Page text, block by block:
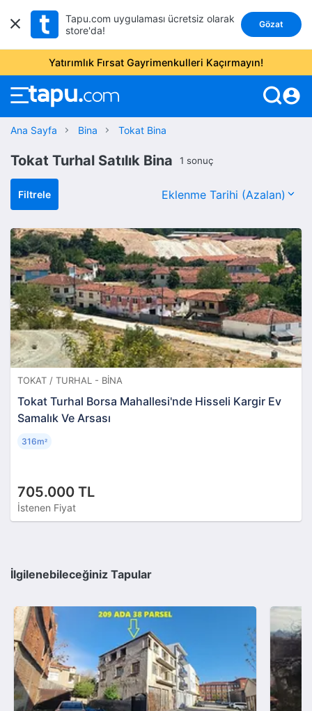
Tapu.com uygulaması ücretsiz olarak
store'da!
Gözat
Yatırımlık Fırsat Gayrimenkulleri Kaçırmayın!
account_circle
Ana Sayfa Bina Tokat Bina
Tokat Turhal Satılık Bina 1 sonuç
Filtrele
TOKAT / TURHAL - BINA
Tokat Turhal Borsa Mahallesi'nde Hisseli Kargir Ev
Samalık Ve Arsası
705.000 TL
İstenen Fiyat
316m²
İlgilenebileceğiniz Tapular